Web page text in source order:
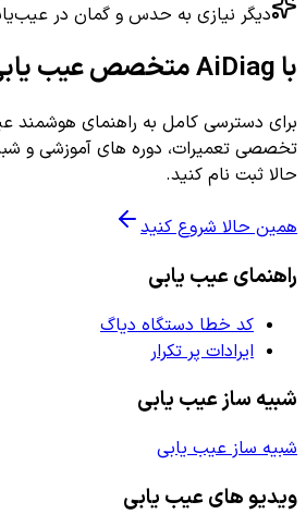
دیگر نیازی به حدس و گمان در
با AiDiag متخصص عیب یابی خودرو شوید
برای دسترسی کامل به راهنمای هوشمند
تخصصی تعمیرات، دوره های آموزشی و
حالا ثبت نام کنید.
همین حالا شروع کنید
راهنمای عیب یابی
کد خطا دستگاه دیاگ
ایرادات پر تکرار
شبیه ساز عیب یابی
شبیه ساز عیب یابی
ویدیو های عیب یابی